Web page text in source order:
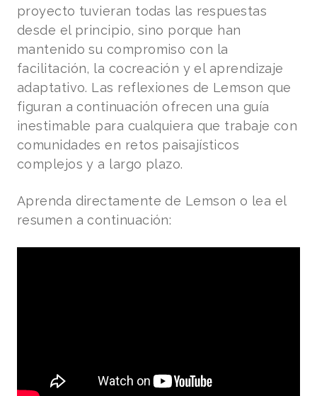
proyecto tuvieran todas las respuestas
desde el principio, sino porque han
mantenido su compromiso con la
facilitación, la cocreación y el aprendizaje
adaptativo. Las reflexiones de Lemson que
figuran a continuación ofrecen una guía
inestimable para cualquiera que trabaje con
comunidades en retos paisajísticos
complejos y a largo plazo.
Aprenda directamente de Lemson o lea el
resumen a continuación: